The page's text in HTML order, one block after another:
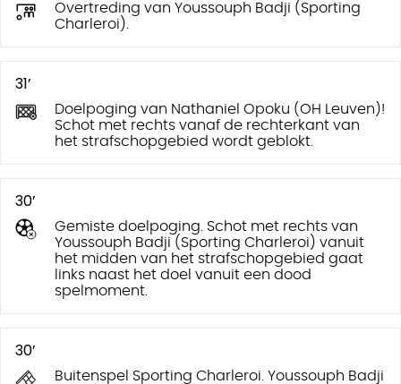
Overtreding van Youssouph Badji (Sporting
Charleroi).
31’
Doelpoging van Nathaniel Opoku (OH Leuven)!
Schot met rechts vanaf de rechterkant van
het strafschopgebied wordt geblokt.
30’
Gemiste doelpoging. Schot met rechts van
Youssouph Badji (Sporting Charleroi) vanuit
het midden van het strafschopgebied gaat
links naast het doel vanuit een dood
spelmoment.
30’
Buitenspel Sporting Charleroi. Youssouph Badji